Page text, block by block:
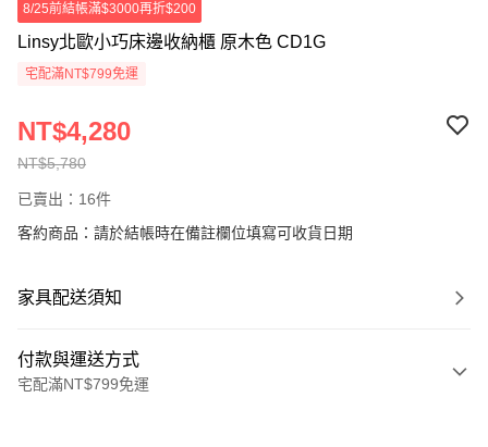
8/25前結帳滿$3000再折$200
Linsy北歐小巧床邊收納櫃 原木色 CD1G
宅配滿NT$799免運
NT$5,780
NT$4,280
已賣出：16件
客約商品：請於結帳時在備註欄位填寫可收貨日期
家具配送須知
付款與運送方式
宅配滿NT$799免運